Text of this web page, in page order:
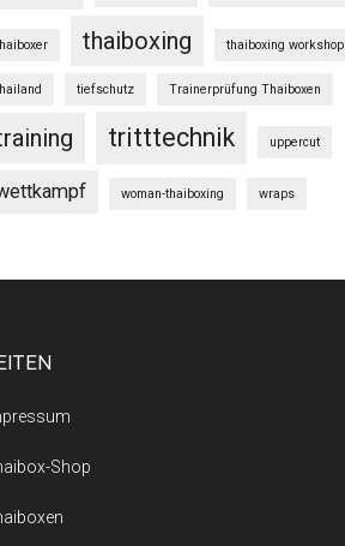
thaiboxing thaiboxing workshop
tiefschutz Trainerprüfung Thaiboxen
tritttechnik uppercut
woman-thaiboxing wraps
Shop